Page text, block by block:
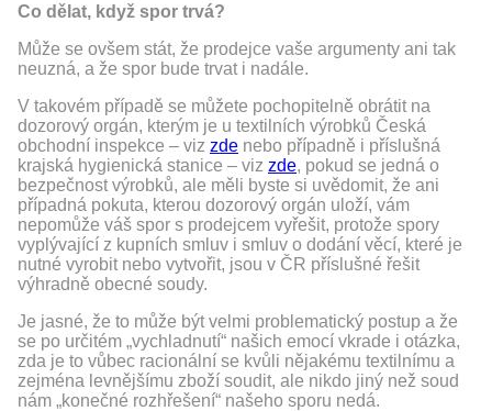
Co dělat, když spor trvá?
Může se ovšem stát, že prodejce vaše argumenty ani tak
neuzná, a že spor bude trvat i nadále.
V takovém případě se můžete pochopitelně obrátit na
dozorový orgán, kterým je u textilních výrobků Česká
obchodní inspekce – viz zde nebo případně i příslušná
krajská hygienická stanice – viz zde, pokud se jedná o
bezpečnost výrobků, ale měli byste si uvědomit, že ani
případná pokuta, kterou dozorový orgán uloží, vám
nepomůže váš spor s prodejcem vyřešit, protože spory
vyplývající z kupních smluv i smluv o dodání věcí, které je
nutné vyrobit nebo vytvořit, jsou v ČR příslušné řešit
výhradně obecné soudy.
Je jasné, že to může být velmi problematický postup a že
se po určitém „vychladnutí“ našich emocí vkrade i otázka,
zda je to vůbec racionální se kvůli nějakému textilnímu a
zejména levnějšímu zboží soudit, ale nikdo jiný než soud
nám „konečné rozhřešení“ našeho sporu nedá.